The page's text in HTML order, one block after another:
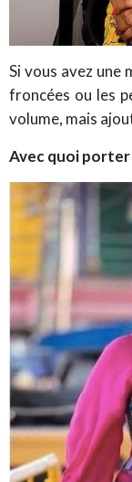
Si vous avez une
froncées ou les
volume, mais
Avec quoi